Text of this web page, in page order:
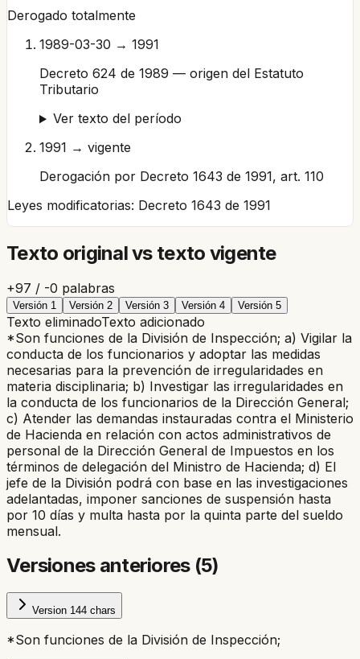
Derogado totalmente
1989-03-30 → 1991
Decreto 624 de 1989 — origen del Estatuto
Tributario
Ver texto del período
1991 → vigente
Derogación por Decreto 1643 de 1991, art. 110
Leyes modificatorias: Decreto 1643 de 1991
Texto original vs texto vigente
+97 / -0 palabras
Versión 1 Versión 2 Versión 3 Versión 4 Versión 5
Texto eliminadoTexto adicionado
*Son funciones de la División de Inspección; a) Vigilar la
conducta de los funcionarios y adoptar las medidas
necesarias para la prevención de irregularidades en
materia disciplinaria; b) Investigar las irregularidades en
la conducta de los funcionarios de la Dirección General;
c) Atender las demandas instauradas contra el Ministerio
de Hacienda en relación con actos administrativos de
personal de la Dirección General de Impuestos en los
términos de delegación del Ministro de Hacienda; d) El
jefe de la División podrá con base en las investigaciones
adelantadas, imponer sanciones de suspensión hasta
por 10 días y multa hasta por la quinta parte del sueldo
mensual.
Versiones anteriores (5)
Version 144 chars
*Son funciones de la División de Inspección;